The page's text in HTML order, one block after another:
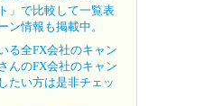
」で比較して一覧表
ン情報も掲載中。
る全FX会社のキャン
んのFX会社のキャン
たい方は是非チェッ